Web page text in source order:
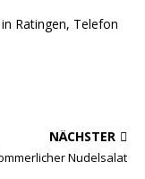
Ratingen, Telefon
NÄCHSTER
Nudelsalat